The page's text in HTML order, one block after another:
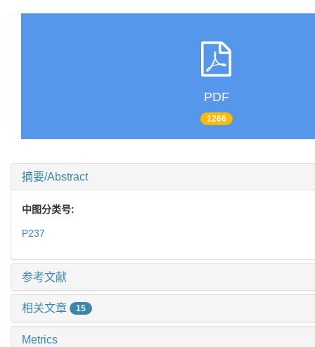
PDF
1266
摘要/Abstract
中图分类号:
P237
参考文献
相关文章 15
Metrics